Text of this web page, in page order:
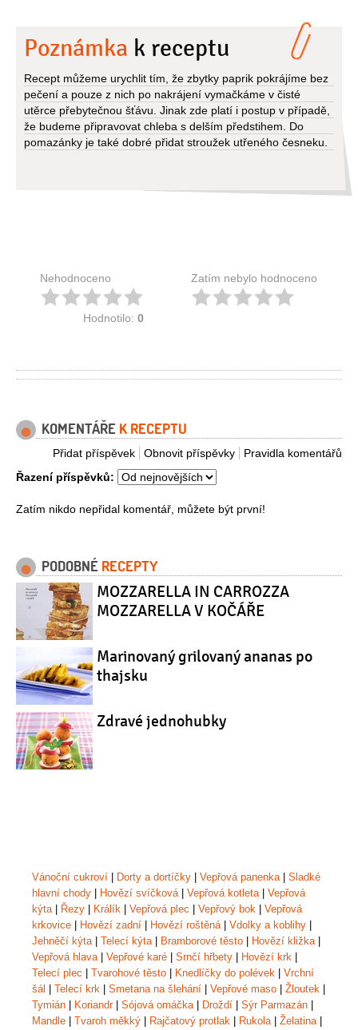
Poznámka k receptu
Recept můžeme urychlit tím, že zbytky paprik pokrájíme bez
pečení a pouze z nich po nakrájení vymačkáme v čisté
utěrce přebytečnou šťávu. Jinak zde platí i postup v případě,
že budeme připravovat chleba s delším předstihem. Do
pomazánky je také dobré přidat stroužek utřeného česneku.
Nehodnoceno
Hodnotilo: 0
Zatím nebylo hodnoceno
KOMENTÁŘE K RECEPTU
Pravidla komentářů
Obnovit příspěvky
Přidat příspěvek
Řazení příspěvků:
Zatím nikdo nepřidal komentář, můžete být první!
PODOBNÉ RECEPTY
MOZZARELLA IN CARROZZA
MOZZARELLA V KOČÁŘE
Marinovaný grilovaný ananas po
thajsku
Zdravé jednohubky
Vánoční cukroví | Dorty a dortíčky | Vepřová panenka | Sladké
hlavní chody | Hovězí svíčková | Vepřová kotleta | Vepřová
kýta | Řezy | Králík | Vepřová plec | Vepřový bok | Vepřová
krkovice | Hovězí zadní | Hovězí roštěná | Vdolky a koblihy |
Jehněčí kýta | Telecí kýta | Bramborové těsto | Hovězí kližka |
Vepřová hlava | Vepřové karé | Srnčí hřbety | Hovězí krk |
Telecí plec | Tvarohové těsto | Knedlíčky do polévek | Vrchní
šál | Telecí krk | Smetana na šlehání | Vepřové maso | Žloutek |
Tymián | Koriandr| Sójová omáčka | Droždí | Sýr Parmazán |
Mandle | Tvaroh měkký | Rajčatový protlak | Rukola | Želatina |